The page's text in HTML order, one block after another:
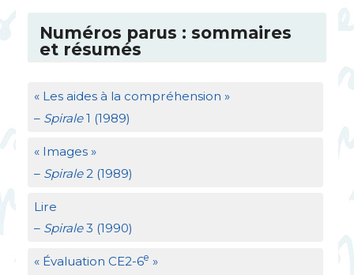
Numéros parus : sommaires
et résumés
« Les aides à la compréhension »
– Spirale1 (1989)
« Images »
– Spirale2 (1989)
Lire
– Spirale3 (1990)
« Évaluation CE2-6e »